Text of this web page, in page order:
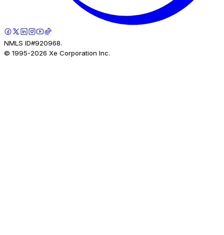
NMLS ID#920968.
© 1995-2026 Xe Corporation Inc.